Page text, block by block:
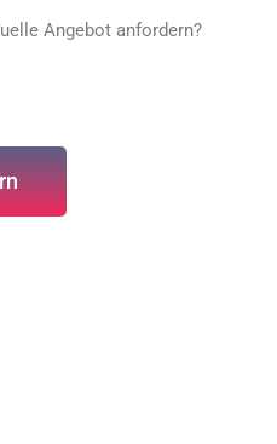
Angebot anfordern?